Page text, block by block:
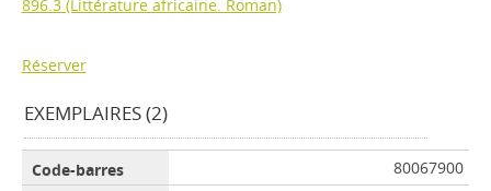
896.3 (Littérature africaine. Roman)
Réserver
EXEMPLAIRES (2)
80067900